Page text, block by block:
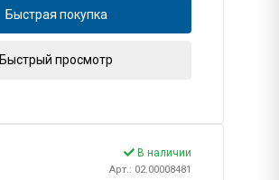
Быстрая покупка
Быстрый просмотр
В наличии
Арт.: 02.00008481